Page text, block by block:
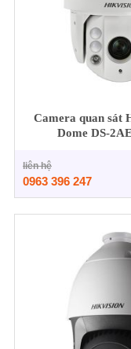
Camera quan sát
Dome DS-
liên hệ
0963 396 247